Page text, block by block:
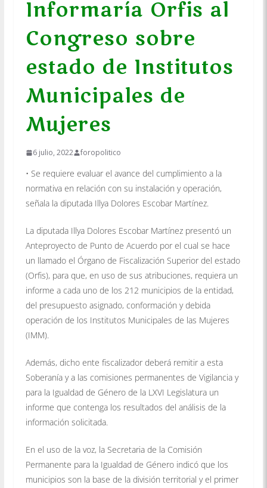
Informaría Orfis al
Congreso sobre
estado de Institutos
Municipales de
Mujeres
6 julio, 2022 foropolitico
• Se requiere evaluar el avance del cumplimiento a la
normativa en relación con su instalación y operación,
señala la diputada Illya Dolores Escobar Martínez.
La diputada Illya Dolores Escobar Martínez presentó un
Anteproyecto de Punto de Acuerdo por el cual se hace
un llamado el Órgano de Fiscalización Superior del estado
(Orfis), para que, en uso de sus atribuciones, requiera un
informe a cada uno de los 212 municipios de la entidad,
del presupuesto asignado, conformación y debida
operación de los Institutos Municipales de las Mujeres
(IMM).
Además, dicho ente fiscalizador deberá remitir a esta
Soberanía y a las comisiones permanentes de Vigilancia y
para la Igualdad de Género de la LXVI Legislatura un
informe que contenga los resultados del análisis de la
información solicitada.
En el uso de la voz, la Secretaria de la Comisión
Permanente para la Igualdad de Género indicó que los
municipios son la base de la división territorial y el primer